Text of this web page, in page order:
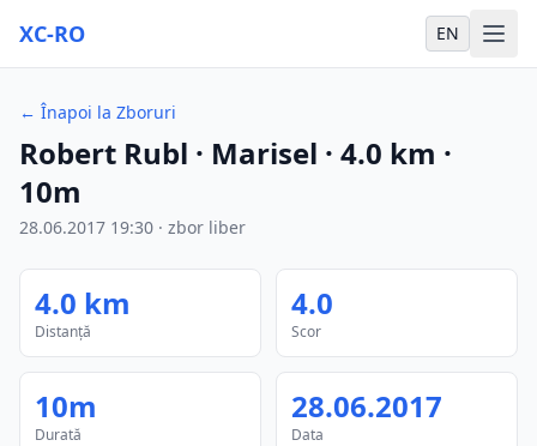
XC-RO EN
← Înapoi la Zboruri
Robert Rubl · Marisel · 4.0 km ·
10m
28.06.2017 19:30 · zbor liber
4.0 km
Distanță
4.0
Scor
10m
Durată
28.06.2017
Data